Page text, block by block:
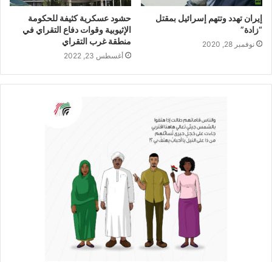
إيران تهدد وتتهم إسرائيل بمقتل
“زادة”
نوفمبر 28, 2020
حشود عسكرية كثيفة للحكومة
الإثيوبية وقوات دفاع التقراي في
منطقة غرب التقراي
أغسطس 23, 2022